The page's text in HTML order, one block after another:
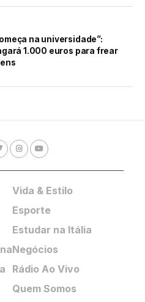
na universidade”:
1.000 euros para frear
Vida & Estilo
Esporte
Estudar na Itália
Negócios
Rádio Ao Vivo
Quem Somos